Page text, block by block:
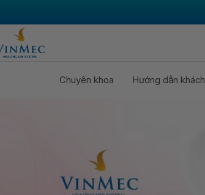
Chuyên khoa Hướng dẫn